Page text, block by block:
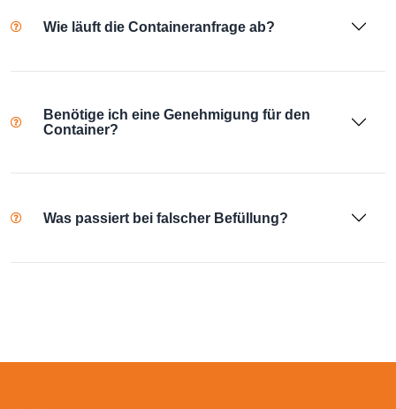
Wie läuft die Containeranfrage ab?
Benötige ich eine Genehmigung für den
Container?
Was passiert bei falscher Befüllung?